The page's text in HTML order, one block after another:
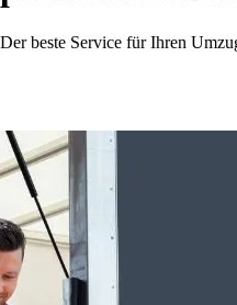
beste Service für Ihren